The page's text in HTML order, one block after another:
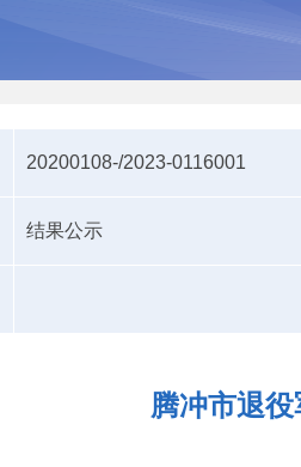
20200108-/2023-0116001
结果公示
腾冲市退